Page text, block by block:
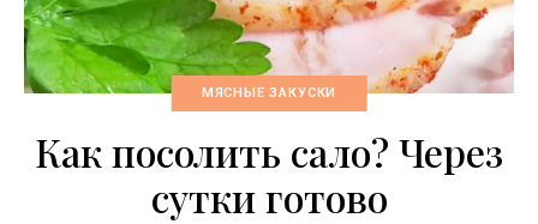
МЯСНЫЕ ЗАКУСКИ
Как посолить сало? Через
сутки готово